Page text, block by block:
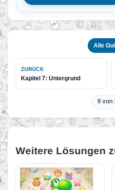
Alle
ZURÜCK
Kapitel 7: Untergrund
9 von
Weitere Lösungen